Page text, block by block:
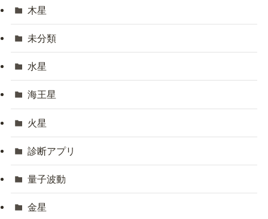
木星
未分類
水星
海王星
火星
診断アプリ
量子波動
金星